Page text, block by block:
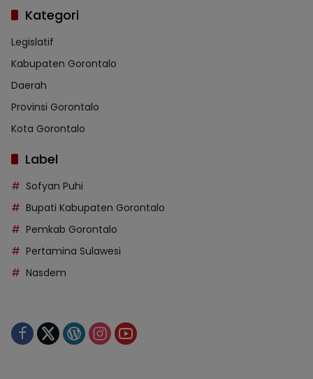
Kategori
Legislatif
Kabupaten Gorontalo
Daerah
Provinsi Gorontalo
Kota Gorontalo
Label
Sofyan Puhi
Bupati Kabupaten Gorontalo
Pemkab Gorontalo
Pertamina Sulawesi
Nasdem